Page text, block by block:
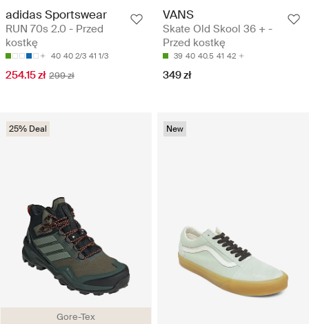
adidas Sportswear
RUN 70s 2.0 - Przed
kostkę
40 40 2/3 41 1/3
254.15 zł 299 zł
VANS
Skate Old Skool 36 + -
Przed kostkę
39 40 40.5 41 42
349 zł
Gore-Tex
25% Deal New